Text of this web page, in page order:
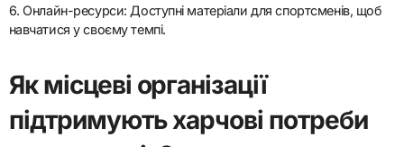
6. Онлайн-ресурси: Доступні матеріали для спортсменів, щоб
навчатися у своєму темпі.
Як місцеві організації
підтримують харчові потреби